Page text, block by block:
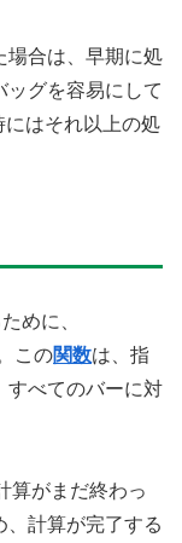
場合は、早期に処
ッグを容易にして
はそれ以上の処
めに、
この関数は、指
すべてのバーに対
算がまだ終わっ
、計算が完了する